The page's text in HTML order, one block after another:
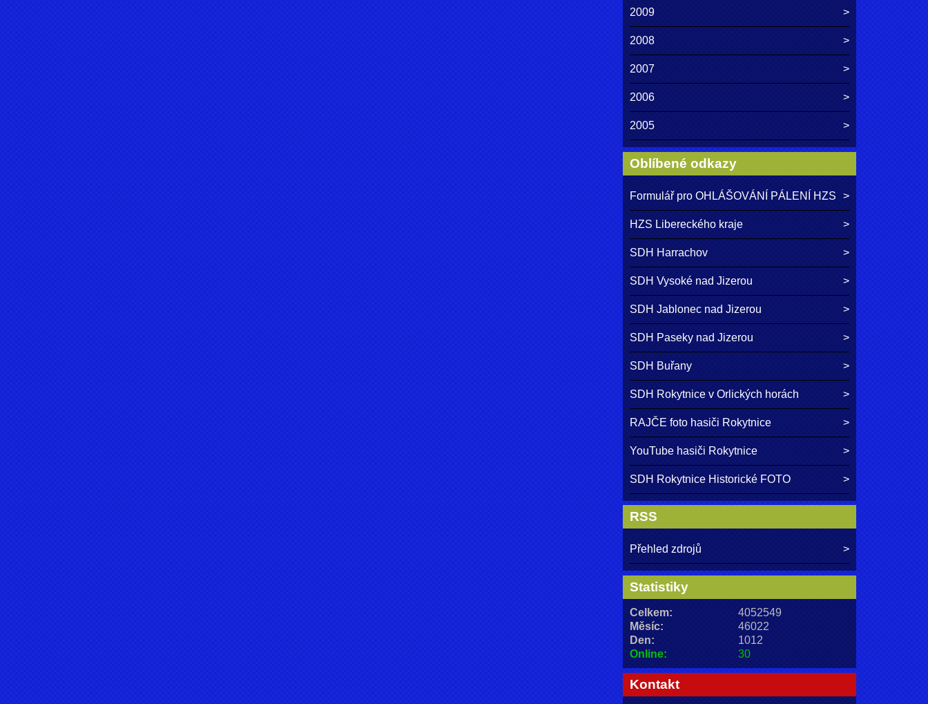
2009
2008
2007
2006
2005
Oblíbené odkazy
Formulář pro OHLÁŠOVÁNÍ PÁLENÍ HZS
HZS Libereckého kraje
SDH Harrachov
SDH Vysoké nad Jizerou
SDH Jablonec nad Jizerou
SDH Paseky nad Jizerou
SDH Buřany
SDH Rokytnice v Orlických horách
RAJČE foto hasiči Rokytnice
YouTube hasiči Rokytnice
SDH Rokytnice Historické FOTO
RSS
Přehled zdrojů
Statistiky
Online: 30
Celkem:
4052549
Měsíc:
46022
Den:
1012
Kontakt